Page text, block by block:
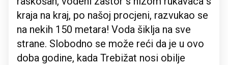
kraja na kraj, po našoj procjeni, razvukao se
na nekih 150 metara! Voda šiklja na sve
strane. Slobodno se može reći da je u ovo
doba godine, kada Trebižat nosi obilje